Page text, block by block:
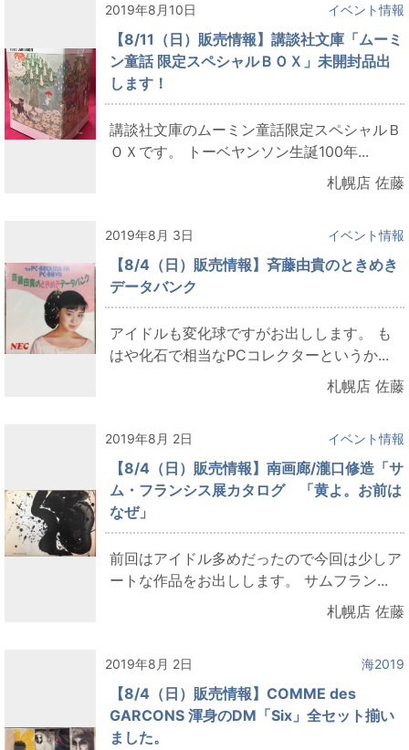
2019年8月10日 イベント情報
【8/11（日）販売情報】講談社文庫「ムーミ
ン童話 限定スペシャルＢＯＸ」未開封品出
します！
講談社文庫のムーミン童話限定スペシャルＢ
ＯＸです。 トーベヤンソン生誕100年...
札幌店 佐藤
2019年8月 3日 イベント情報
【8/4（日）販売情報】斉藤由貴のときめき
データバンク
アイドルも変化球ですがお出しします。 も
はや化石で相当なPCコレクターというか...
札幌店 佐藤
2019年8月 2日 イベント情報
【8/4（日）販売情報】南画廊/瀧口修造「サ
ム・フランシス展カタログ 「黄よ。お前は
なぜ」
前回はアイドル多めだったので今回は少しア
ートな作品をお出しします。 サムフラン...
札幌店 佐藤
2019年8月 2日 海2019
【8/4（日）販売情報】COMME des
GARCONS 渾身のDM「Six」全セット揃い
ました。